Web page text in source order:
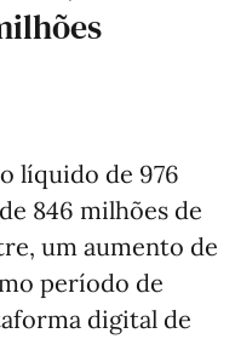
líquido de 976
846 milhões de
um aumento de
período de
digital de